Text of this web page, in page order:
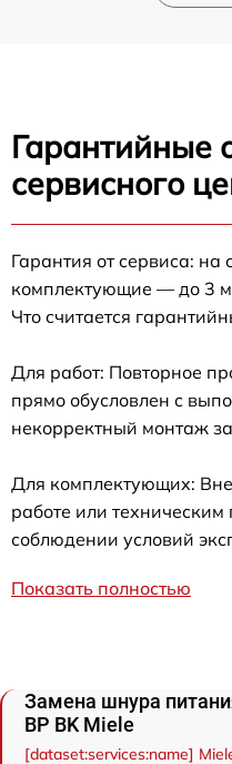
Гарантийные
сервисного
Гарантия от сервиса:
комплектующие — до 3
Что считается
Для работ: Повторное
прямо обусловлен с
некорректный монтаж
Для комплектующих:
работе или
соблюдении условий
Показать полностью
Замена шнура
BP BK Miele
[dataset:services:name]